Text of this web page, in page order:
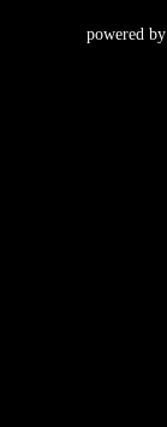
powered by